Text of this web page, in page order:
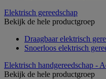
Elektrisch gereedschap
Bekijk de hele productgroep
Draagbaar elektrisch
Snoerloos elektrisch
Elektrisch handgereedschap -
Bekijk de hele productgroep